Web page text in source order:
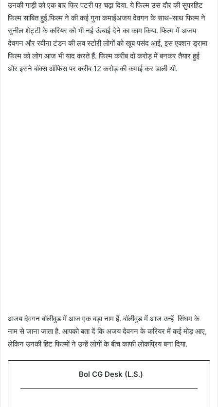
उनकी गाड़ी को एक बार फिर पटरी पर चढ़ा दिया. ये फिल्म उस दौर की सुपरहिट
फिल्म साबित हुई.फिल्म ने की कई गुना कमाईअजय देवगन के साथ-साथ फिल्म ने
सुनील शेट्टी के करियर को भी नई ऊंचाई देने का काम किया. फिल्म में अजय
देवगन और रवीना टंडन की लव स्टोरी लोगों को खूब पसंद आई, इस एक्शन ड्रामा
फिल्म को लोग आज भी याद करते हैं. फिल्म करीब दो करोड़ में बनकर तैयार हुई
और इसने बॉक्स ऑफिस पर करीब 12 करोड़ की कमाई कर डाली थी.
अजय देवगन बॉलीवुड में आज एक बड़ा नाम हैं. बॉलीवुड में आज उन्हें सिंघम के
नाम से जाना जाता है. आपको बता दें कि अजय देवगन के करियर में कई मोड़ आए,
लेकिन उनकी हिट फिल्मों ने उन्हें लोगों के बीच काफी लोकप्रिय बना दिया.
Bol CG Desk (L.S.)